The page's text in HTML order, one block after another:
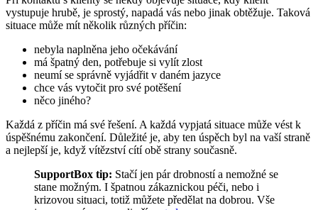
vystupuje hrubě, je sprostý, napadá vás nebo jinak obtěžuje. Taková
situace může mít několik různých příčin:
nebyla naplněna jeho očekávání
má špatný den, potřebuje si vylít zlost
neumí se správně vyjádřit v daném jazyce
chce vás vytočit pro své potěšení
něco jiného?
Každá z příčin má své řešení. A každá vypjatá situace může vést k
úspěšnému zakončení. Důležité je, aby ten úspěch byl na vaší straně
a nejlepší je, když vítězství cítí obě strany současně.
SupportBox tip: Stačí jen pár drobností a nemožné se
stane možným. I špatnou zákaznickou péči, nebo i
krizovou situaci, totiž můžete předělat na dobrou. Vše